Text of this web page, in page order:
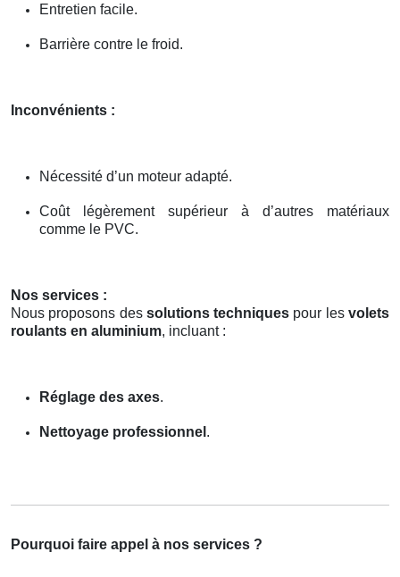
Entretien facile.
Barrière contre le froid.
Inconvénients :
Nécessité d’un moteur adapté.
Coût légèrement supérieur à d’autres matériaux
comme le PVC.
Nos services :
Nous proposons des solutions techniques pour lesvolets
roulants en aluminium, incluant :
Réglage des axes.
Nettoyage professionnel .
Pourquoi faire appel à nos services ?